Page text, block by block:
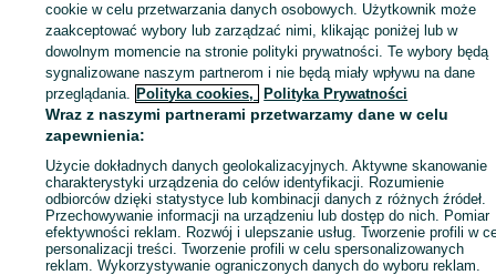
KATEGORIA
ID:1021131341 Wyświetlenia:
Zadzwoń / SMS Wyślij wiadomość
cookie w celu przetwarzania danych osobowych. Użytkownik może
zaakceptować wybory lub zarządzać nimi, klikając poniżej lub w
dowolnym momencie na stronie polityki prywatności. Te wybory będą
sygnalizowane naszym partnerom i nie będą miały wpływu na dane
przeglądania. Polityka cookies, Polityka Prywatności
Wraz z naszymi partnerami przetwarzamy dane w celu
zapewnienia:
Użycie dokładnych danych geolokalizacyjnych. Aktywne skanowanie
charakterystyki urządzenia do celów identyfikacji. Rozumienie
odbiorców dzięki statystyce lub kombinacji danych z różnych źródeł.
Przechowywanie informacji na urządzeniu lub dostęp do nich. Pomiar
efektywności reklam. Rozwój i ulepszanie usług. Tworzenie profili w
personalizacji treści. Tworzenie profili w celu spersonalizowanych
reklam. Wykorzystywanie ograniczonych danych do wyboru reklam.